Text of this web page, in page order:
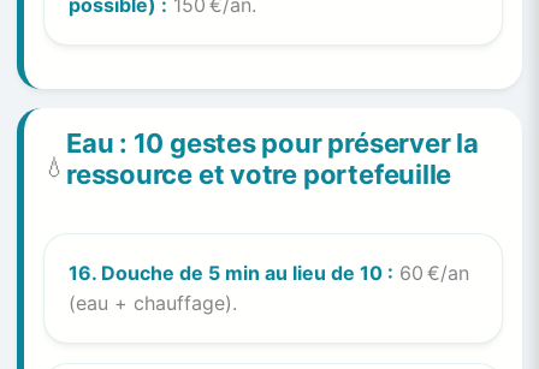
💧
Eau : 10 gestes pour préserver la
ressource et votre portefeuille
16. Douche de 5 min au lieu de 10 : 60 €/an
(eau + chauffage).